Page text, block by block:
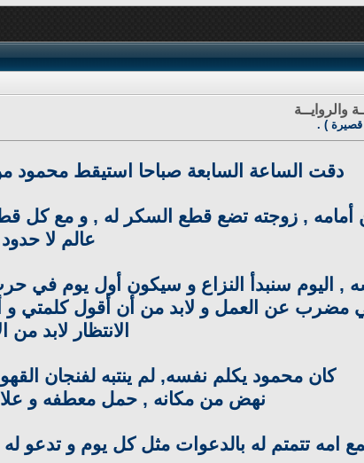
والروايــة
) .
دقت الساعة السابعة صباحا استيقط
أمامه , زوجته تضع قطع السكر له , و مع كل
عالم لا
, اليوم سنبدأ النزاع و سيكون أول يوم في
مضرب عن العمل و لابد من أن أقول كلمتي و
الانتظار لابد من
كان محمود يكلم نفسه, لم ينتبه لفنجان
نهض من مكانه , حمل معطفه و
امه تتمتم له بالدعوات مثل كل يوم و